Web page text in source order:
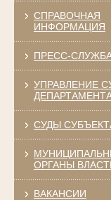
СПРАВОЧНАЯ
ИНФОРМАЦИЯ
ПРЕСС-
УПРАВЛЕНИЕ
СУДЫ
ОРГАНЫ
ВАКАНСИИ